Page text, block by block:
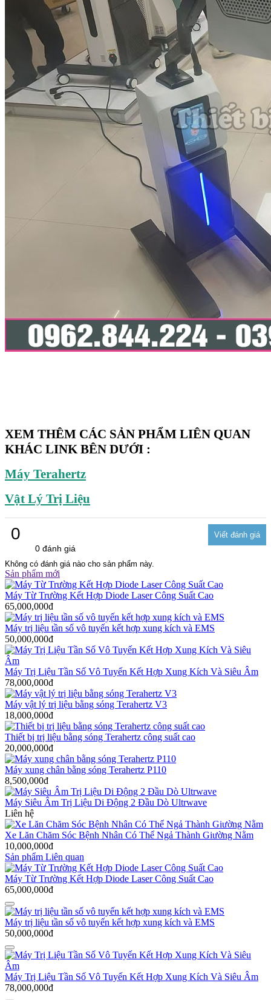
XEM THÊM CÁC SẢN PHẨM LIÊN QUAN
KHÁC LINK BÊN DƯỚI :
Máy Terahertz
Vật Lý Trị Liệu
0
0 đánh giá
Không có đánh giá nào cho sản phẩm này.
Sản phẩm mới
Máy Từ Trường Kết Hợp Diode Laser Công Suất Cao
65,000,000đ
Máy trị liệu tần số vô tuyến kết hợp xung kích và EMS
50,000,000đ
Máy Trị Liệu Tần Số Vô Tuyến Kết Hợp Xung Kích Và Siêu Âm
78,000,000đ
Máy vật lý trị liệu bằng sóng Terahertz V3
18,000,000đ
Thiết bị trị liệu bằng sóng Terahertz công suất cao
20,000,000đ
Máy xung chân bằng sóng Terahertz P110
8,500,000đ
Máy Siêu Âm Trị Liệu Di Động 2 Đầu Dò Ultrwave
Liên hệ
Xe Lăn Chăm Sóc Bệnh Nhân Có Thể Ngả Thành Giường Nằm
10,000,000đ
Sản phẩm Liên quan
Máy Từ Trường Kết Hợp Diode Laser Công Suất Cao
65,000,000đ
Máy trị liệu tần số vô tuyến kết hợp xung kích và EMS
50,000,000đ
Máy Trị Liệu Tần Số Vô Tuyến Kết Hợp Xung Kích Và Siêu Âm
78,000,000đ